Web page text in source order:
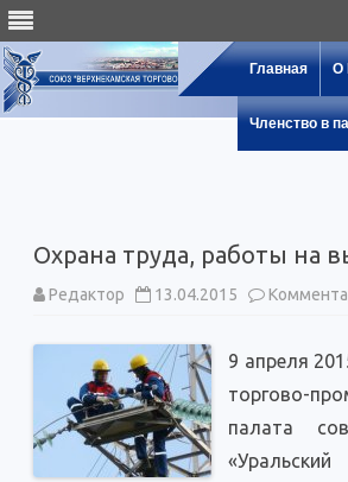
Главная О
Членство в
Охрана труда, работы на
Редактор 13.04.2015
9 апреля
торгово-
палата